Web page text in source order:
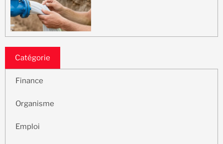
Catégorie
Finance
Organisme
Emploi